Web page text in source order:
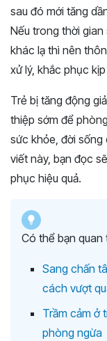
sau đó mới tăng
Nếu trong thời
khác lạ thì nên
xử lý, khắc phục
Trẻ bị tăng động
thiệp sớm để
sức khỏe, đời sống
viết này, bạn đọc
phục hiệu quả.
Có thể bạn quan
Sang chấn
cách vượt
Trầm cảm ở
phòng ngừa